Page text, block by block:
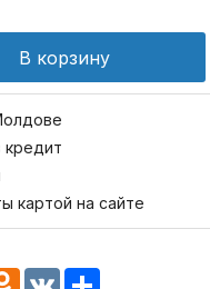
В корзину
картой на сайте
Odnoklassniki
VK